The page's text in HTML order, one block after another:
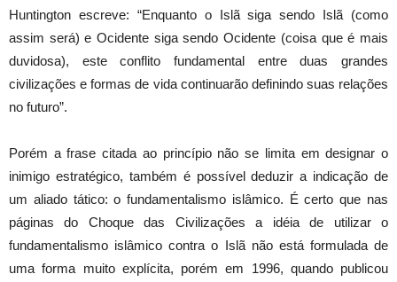
Huntington escreve: “Enquanto o Islã siga sendo Islã (como
assim será) e Ocidente siga sendo Ocidente (coisa que é mais
duvidosa), este conflito fundamental entre duas grandes
civilizações e formas de vida continuarão definindo suas relações
no futuro”.
Porém a frase citada ao princípio não se limita em designar o
inimigo estratégico, também é possível deduzir a indicação de
um aliado tático: o fundamentalismo islâmico. É certo que nas
páginas do Choque das Civilizações a idéia de utilizar o
fundamentalismo islâmico contra o Islã não está formulada de
uma forma muito explícita, porém em 1996, quando publicou